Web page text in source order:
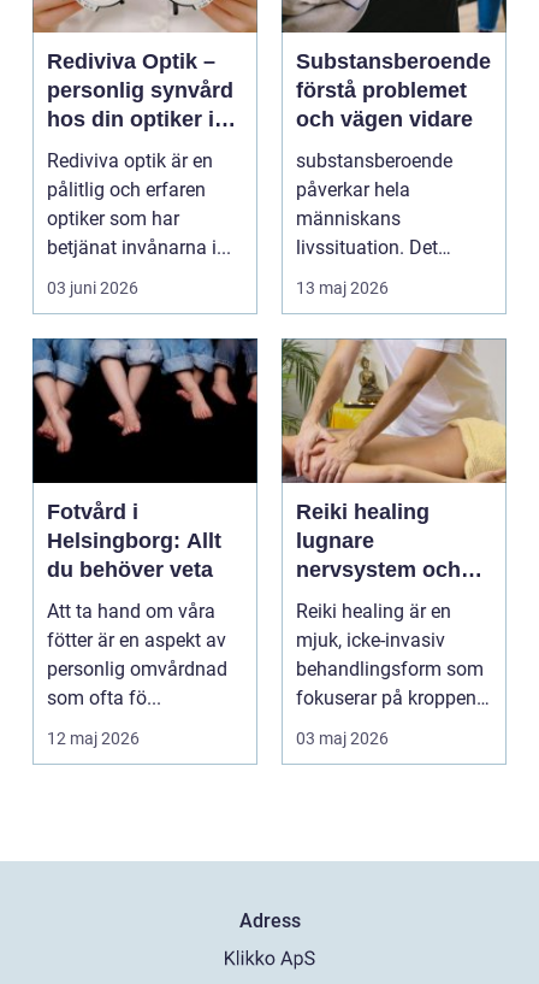
Rediviva Optik –
personlig synvård
hos din optiker i
Uppsala
Rediviva optik är en
pålitlig och erfaren
optiker som har
betjänat invånarna i...
03 juni 2026
Substansberoende
förstå problemet
och vägen vidare
substansberoende
påverkar hela
människans
livssituation. Det
handlar sällan bara
om alkohol, narkoti...
13 maj 2026
Fotvård i
Helsingborg: Allt
du behöver veta
Att ta hand om våra
fötter är en aspekt av
personlig omvårdnad
som ofta fö...
12 maj 2026
Reiki healing
lugnare
nervsystem och
djupare
återhämtning
Reiki healing är en
mjuk, icke-invasiv
behandlingsform som
fokuserar på kroppens
egen förmåga att lä...
03 maj 2026
Adress